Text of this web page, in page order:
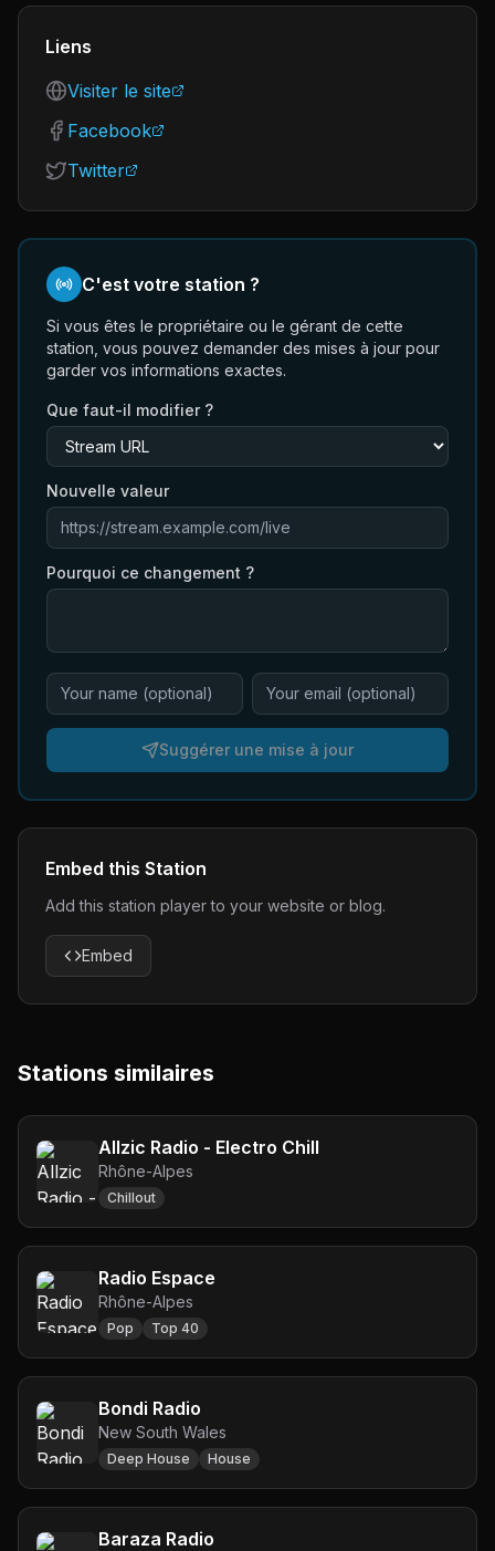
Liens
Visiter le site
Facebook
Twitter
C'est votre station ?
Si vous êtes le propriétaire ou le gérant de cette
station, vous pouvez demander des mises à jour pour
garder vos informations exactes.
Que faut-il modifier ?
Nouvelle valeur
Pourquoi ce changement ?
Suggérer une mise à jour
Embed this Station
Add this station player to your website or blog.
Embed
Stations similaires
Allzic Radio - Electro Chill
Rhône-Alpes
Chillout
Radio Espace
Rhône-Alpes
Pop Top 40
Bondi Radio
New South Wales
Deep House House
Baraza Radio